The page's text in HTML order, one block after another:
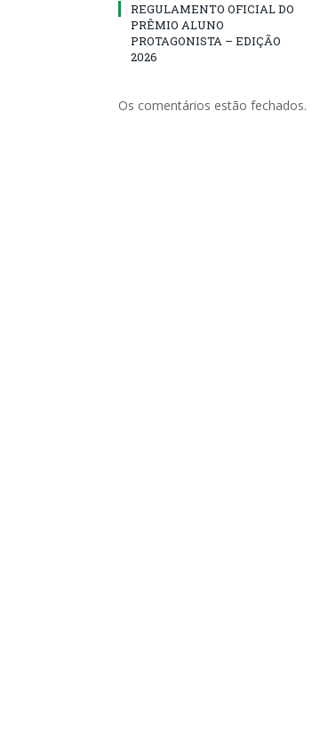
REGULAMENTO OFICIAL DO
PRÊMIO ALUNO
PROTAGONISTA – EDIÇÃO
2026
Os comentários estão fechados.